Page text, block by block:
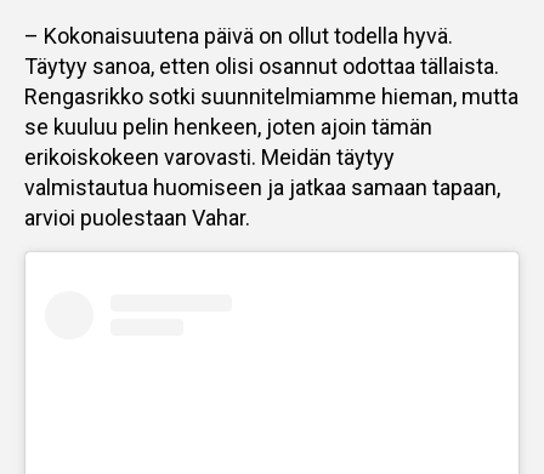
– Kokonaisuutena päivä on ollut todella hyvä.
Täytyy sanoa, etten olisi osannut odottaa tällaista.
Rengasrikko sotki suunnitelmiamme hieman, mutta
se kuuluu pelin henkeen, joten ajoin tämän
erikoiskokeen varovasti. Meidän täytyy
valmistautua huomiseen ja jatkaa samaan tapaan,
arvioi puolestaan Vahar.